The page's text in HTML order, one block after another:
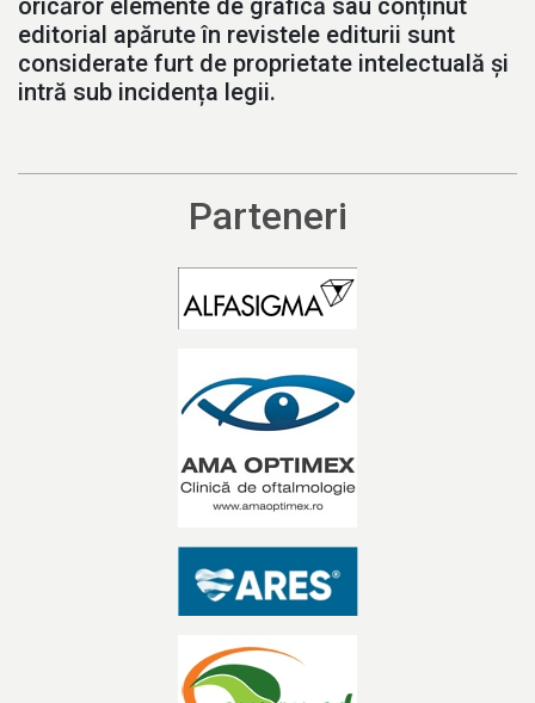
editorial apărute în revistele editurii sunt
considerate furt de proprietate intelectuală și
intră sub incidența legii.
Parteneri